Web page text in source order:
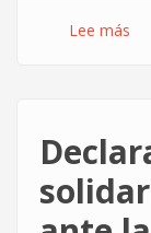
Lee más